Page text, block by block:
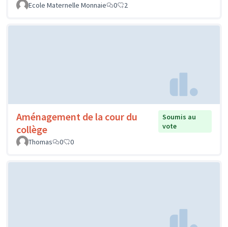
Ecole Maternelle Monnaie 0 2
Aménagement de la cour du
collège
Soumis au
vote
Thomas
0 0